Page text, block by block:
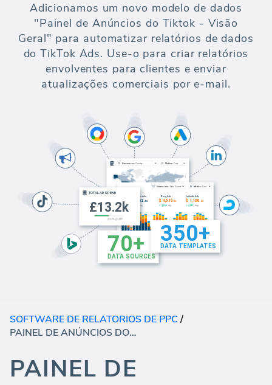
Adicionamos um novo modelo de dados
"Painel de Anúncios do Tiktok - Visão
Geral" para automatizar relatórios de dados
do TikTok Ads. Use-o para criar relatórios
envolventes para clientes e enviar
atualizações comerciais por e-mail.
SOFTWARE DE RELATORIOS DE PPC/
PAINEL DE ANÚNCIOS DO TIKTOK - VISÃO GERAL
PAINEL DE